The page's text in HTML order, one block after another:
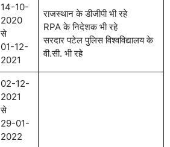
14-10-
2020
से
01-12-
2021
राजस्थान के डीजीपी भी रहे
RPA के निदेशक भी रहे
सरदार पटेल पुलिस विश्वविद्यालय के
वी.सी. भी रहे
02-12-
2021
से
29-01-
2022